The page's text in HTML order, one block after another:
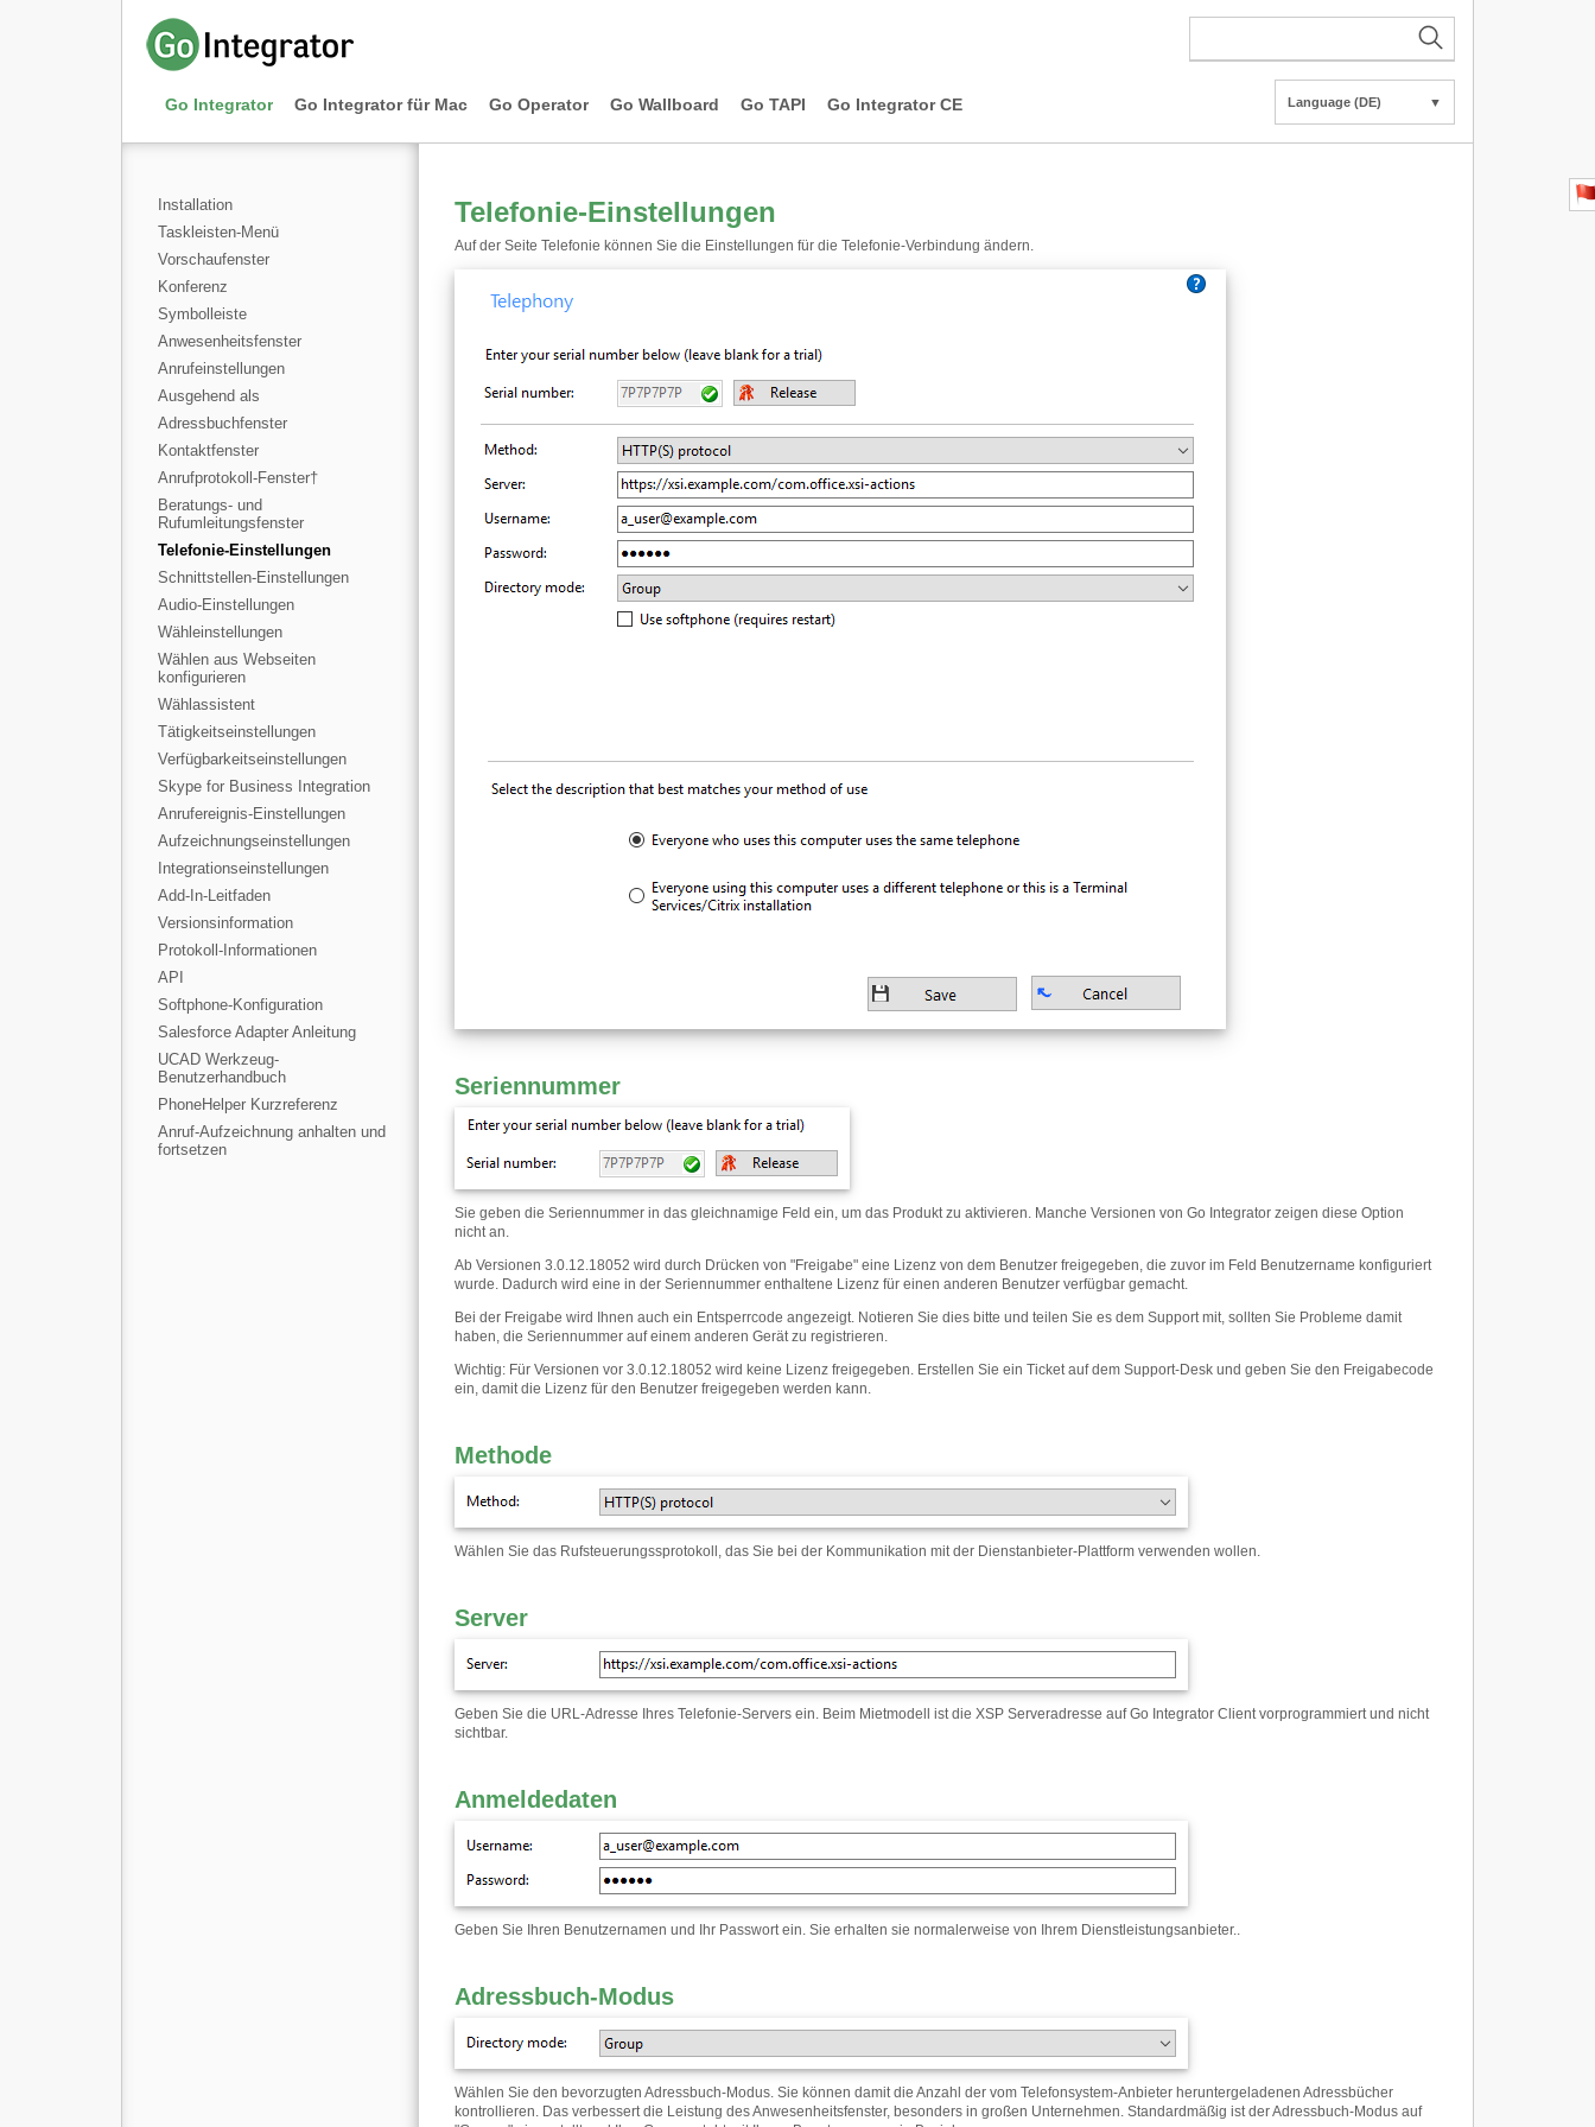
Go Integrator Go Integrator für Mac Go Operator Go Wallboard Go TAPI Go Integrator CE Language (DE) ▼
Installation
Taskleisten-Menü
Vorschaufenster
Konferenz
Symbolleiste
Anwesenheitsfenster
Anrufeinstellungen
Ausgehend als
Adressbuchfenster
Kontaktfenster
Anrufprotokoll-Fenster†
Beratungs- und
Rufumleitungsfenster
Telefonie-Einstellungen
Schnittstellen-Einstellungen
Audio-Einstellungen
Wähleinstellungen
Wählen aus Webseiten
konfigurieren
Wählassistent
Tätigkeitseinstellungen
Verfügbarkeitseinstellungen
Skype for Business Integration
Anrufereignis-Einstellungen
Aufzeichnungseinstellungen
Integrationseinstellungen
Add-In-Leitfaden
Versionsinformation
Protokoll-Informationen
API
Softphone-Konfiguration
Salesforce Adapter Anleitung
UCAD Werkzeug-
Benutzerhandbuch
PhoneHelper Kurzreferenz
Anruf-Aufzeichnung anhalten und
fortsetzen
Telefonie-Einstellungen
Auf der Seite Telefonie können Sie die Einstellungen für die Telefonie-Verbindung ändern.
Seriennummer
Sie geben die Seriennummer in das gleichnamige Feld ein, um das Produkt zu aktivieren. Manche Versionen von Go Integrator zeigen diese Option
nicht an.
Ab Versionen 3.0.12.18052 wird durch Drücken von "Freigabe" eine Lizenz von dem Benutzer freigegeben, die zuvor im Feld Benutzername konfiguriert
wurde. Dadurch wird eine in der Seriennummer enthaltene Lizenz für einen anderen Benutzer verfügbar gemacht.
Bei der Freigabe wird Ihnen auch ein Entsperrcode angezeigt. Notieren Sie dies bitte und teilen Sie es dem Support mit, sollten Sie Probleme damit
haben, die Seriennummer auf einem anderen Gerät zu registrieren.
Wichtig: Für Versionen vor 3.0.12.18052 wird keine Lizenz freigegeben. Erstellen Sie ein Ticket auf dem Support-Desk und geben Sie den Freigabecode
ein, damit die Lizenz für den Benutzer freigegeben werden kann.
Methode
Wählen Sie das Rufsteuerungssprotokoll, das Sie bei der Kommunikation mit der Dienstanbieter-Plattform verwenden wollen.
Server
Geben Sie die URL-Adresse Ihres Telefonie-Servers ein. Beim Mietmodell ist die XSP Serveradresse auf Go Integrator Client vorprogrammiert und nicht
sichtbar.
Anmeldedaten
Geben Sie Ihren Benutzernamen und Ihr Passwort ein. Sie erhalten sie normalerweise von Ihrem Dienstleistungsanbieter..
Adressbuch-Modus
Wählen Sie den bevorzugten Adressbuch-Modus. Sie können damit die Anzahl der vom Telefonsystem-Anbieter heruntergeladenen Adressbücher
kontrollieren. Das verbessert die Leistung des Anwesenheitsfenster, besonders in großen Unternehmen. Standardmäßig ist der Adressbuch-Modus auf